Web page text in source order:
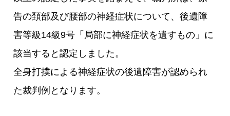
告の頚部及び腰部の神経症状について、後遺障
害等級14級9号「局部に神経症状を遺すもの」に
該当すると認定しました。
全身打撲による神経症状の後遺障害が認められ
た裁判例となります。